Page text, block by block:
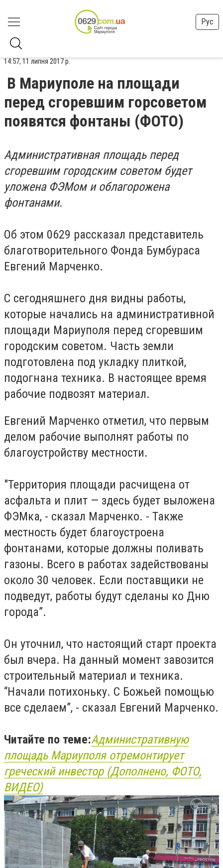
Рус
14:57, 11 липня 2017 р.
В Мариуполе на площади
перед сгоревшим горсоветом
появятся фонтаны (ФОТО)
Административная площадь перед
сгоревшим городским советом будет
уложена ФЭМом и облагорожена
фонтанами.
Об этом 0629 рассказал представитель
благотворительного Фонда Бумбураса
Евгений Марченко.
С сегодняшнего дня видны работы,
которые начались на административной
площади Мариуполя перед сгоревшим
городским советом. Часть земли
подготовлена под укладку плиткой,
подогнана техника. В настоящее время
рабочие подвозят материал.
Евгений Марченко отметил, что первым
делом рабочие выполнят работы по
благоустройству местности.
"Территория площади расчищена от
асфальта и плит — здесь будет выложена
ФЭМка, - сказал Марченко. - Также
местность будет благоустроена
фонтанами, которые должны поливать
газоны. Всего в работах задействованы
около 30 человек. Если поставщики не
подведут, работы будут сделаны ко Дню
города”.
Он уточнил, что настоящий старт проекта
был вчера. На данный момент завозится
строительный материал и техника.
“Начали потихоньку. С Божьей помощью
все сделаем”, - сказал Евгений Марченко.
Читайте по теме:Административную
площадь Мариуполя отремонтирует
греческий инвестор (Дополнено, ФОТО,
ВИДЕО)